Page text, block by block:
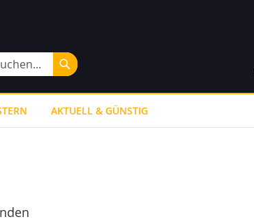
Suche
AKTUELL & GÜNSTIG